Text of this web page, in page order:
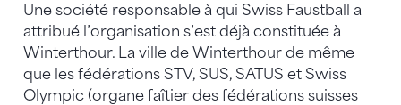
Une société responsable à qui Swiss Faustball a
attribué l’organisation s’est déjà constituée à
Winterthour. La ville de Winterthour de même
que les fédérations STV, SUS, SATUS et Swiss
Olympic (organe faîtier des fédérations suisses